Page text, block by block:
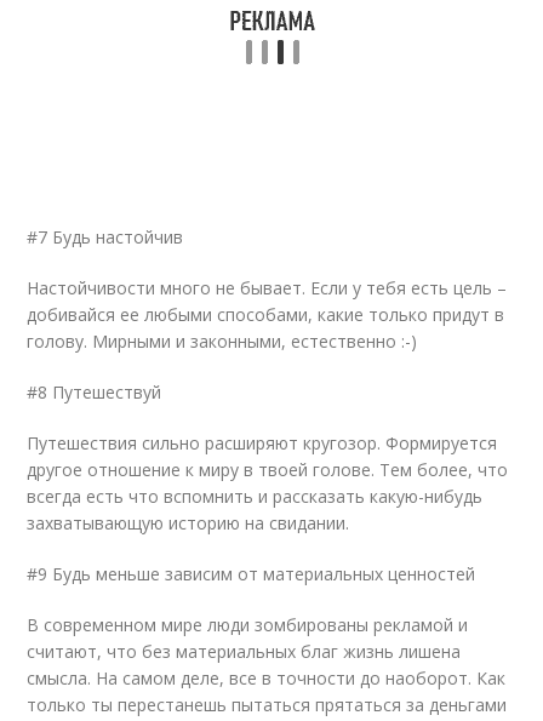
#7 Будь настойчив
Настойчивости много не бывает. Если у тебя есть цель –
добивайся ее любыми способами, какие только придут в
голову. Мирными и законными, естественно :-)
#8 Путешествуй
Путешествия сильно расширяют кругозор. Формируется
другое отношение к миру в твоей голове. Тем более, что
всегда есть что вспомнить и рассказать какую-нибудь
захватывающую историю на свидании.
#9 Будь меньше зависим от материальных ценностей
В современном мире люди зомбированы рекламой и
считают, что без материальных благ жизнь лишена
смысла. На самом деле, все в точности до наоборот. Как
только ты перестанешь пытаться прятаться за деньгами